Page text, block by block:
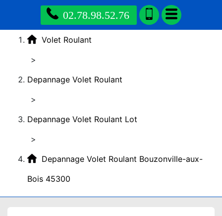
02.78.98.52.76
Volet Roulant
>
Depannage Volet Roulant
>
Depannage Volet Roulant Lot
>
Depannage Volet Roulant Bouzonville-aux-
Bois 45300